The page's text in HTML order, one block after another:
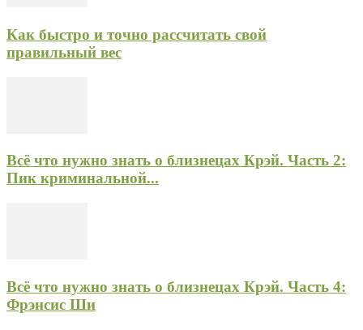
Как быстро и точно рассчитать свой
правильный вес
Всё что нужно знать о близнецах Крэй. Часть 2:
Пик криминальной...
Всё что нужно знать о близнецах Крэй. Часть 4:
Фрэнсис Ши